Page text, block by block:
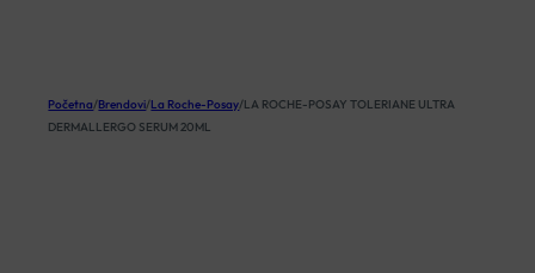
Početna/Brendovi/La Roche-Posay/LA ROCHE-POSAY TOLERIANE ULTRA
DERMALLERGO SERUM 20ML